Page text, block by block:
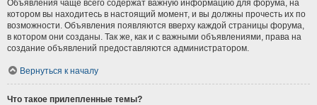
Объявления чаще всего содержат важную информацию для форума, на
котором вы находитесь в настоящий момент, и вы должны прочесть их по
возможности. Объявления появляются вверху каждой страницы форума,
в котором они созданы. Так же, как и с важными объявлениями, права на
создание объявлений предоставляются администратором.
Вернуться к началу
Что такое прилепленные темы?